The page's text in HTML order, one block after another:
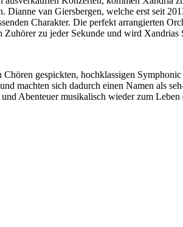
Dianne van Giersbergen, welche erst seit
Charakter. Die perfekt arrangierten
zu jeder Sekunde und wird
gespickten, hochklassigen
machten sich dadurch einen Namen als
Abenteuer musikalisch wieder zum